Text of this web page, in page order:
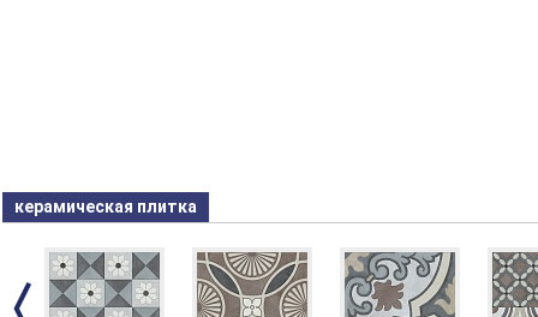
керамическая плитка